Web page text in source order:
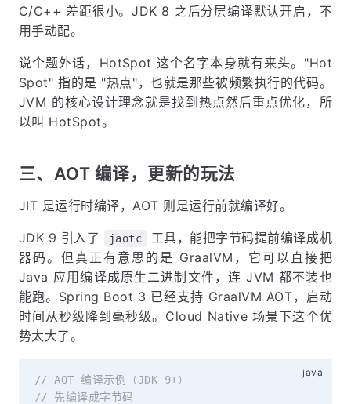
C/C++ 差距很小。JDK 8 之后分层编译默认开启，不
用手动配。
说个题外话，HotSpot 这个名字本身就有来头。"Hot
Spot" 指的是 "热点"，也就是那些被频繁执行的代码。
JVM 的核心设计理念就是找到热点然后重点优化，所
以叫 HotSpot。
三、AOT 编译，更新的玩法
JIT 是运行时编译，AOT 则是运行前就编译好。
JDK 9 引入了 jaotc
工具，能把字节码提前编译成机
器码。但真正有意思的是 GraalVM，它可以直接把
Java 应用编译成原生二进制文件，连 JVM 都不装也
能跑。Spring Boot 3 已经支持 GraalVM AOT，启动
时间从秒级降到毫秒级。Cloud Native 场景下这个优
势太大了。
// AOT 编译示例（JDK 9+）
// 先编译成字节码